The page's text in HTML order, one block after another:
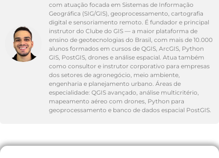
com atuação focada em Sistemas de Informação
Geográfica (SIG/GIS), geoprocessamento, cartografia
digital e sensoriamento remoto. É fundador e principal
instrutor do Clube do GIS — a maior plataforma de
ensino de geotecnologias do Brasil, com mais de 10.000
alunos formados em cursos de QGIS, ArcGIS, Python
GIS, PostGIS, drones e análise espacial. Atua também
como consultor e instrutor corporativo para empresas
dos setores de agronegócio, meio ambiente,
engenharia e planejamento urbano. Áreas de
especialidade: QGIS avançado, análise multicritério,
mapeamento aéreo com drones, Python para
geoprocessamento e banco de dados espacial PostGIS.